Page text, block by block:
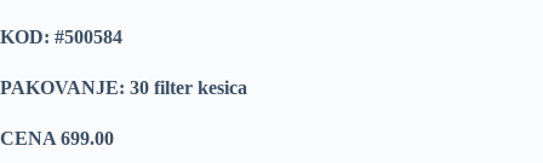
KOD: #500584
PAKOVANJE: 30 filter kesica
CENA 699.00